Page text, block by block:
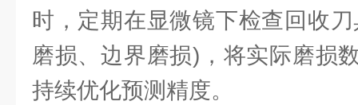
时，定期在显微镜下检查回收
磨损、边界磨损)，将实际磨损
持续优化预测精度。